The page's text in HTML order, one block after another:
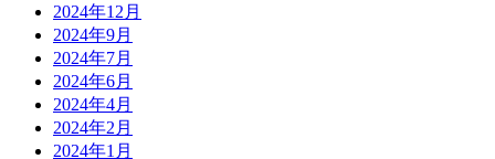
2024年12月
2024年9月
2024年7月
2024年6月
2024年4月
2024年2月
2024年1月